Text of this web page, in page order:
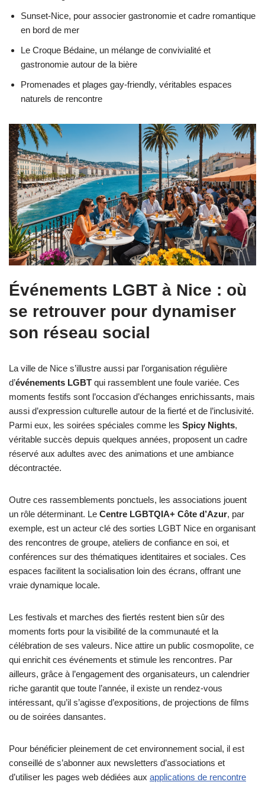
Sunset-Nice, pour associer gastronomie et cadre romantique
en bord de mer
Le Croque Bédaine, un mélange de convivialité et
gastronomie autour de la bière
Promenades et plages gay-friendly, véritables espaces
naturels de rencontre
Événements LGBT à Nice : où
se retrouver pour dynamiser
son réseau social
La ville de Nice s’illustre aussi par l’organisation régulière
d’événements LGBT qui rassemblent une foule variée. Ces
moments festifs sont l’occasion d’échanges enrichissants, mais
aussi d’expression culturelle autour de la fierté et de l’inclusivité.
Parmi eux, les soirées spéciales comme les Spicy Nights,
véritable succès depuis quelques années, proposent un cadre
réservé aux adultes avec des animations et une ambiance
décontractée.
Outre ces rassemblements ponctuels, les associations jouent
un rôle déterminant. Le Centre LGBTQIA+ Côte d’Azur, par
exemple, est un acteur clé des sorties LGBT Nice en organisant
des rencontres de groupe, ateliers de confiance en soi, et
conférences sur des thématiques identitaires et sociales. Ces
espaces facilitent la socialisation loin des écrans, offrant une
vraie dynamique locale.
Les festivals et marches des fiertés restent bien sûr des
moments forts pour la visibilité de la communauté et la
célébration de ses valeurs. Nice attire un public cosmopolite, ce
qui enrichit ces événements et stimule les rencontres. Par
ailleurs, grâce à l’engagement des organisateurs, un calendrier
riche garantit que toute l’année, il existe un rendez-vous
intéressant, qu’il s’agisse d’expositions, de projections de films
ou de soirées dansantes.
Pour bénéficier pleinement de cet environnement social, il est
conseillé de s’abonner aux newsletters d’associations et
d’utiliser les pages web dédiées aux applications de rencontre